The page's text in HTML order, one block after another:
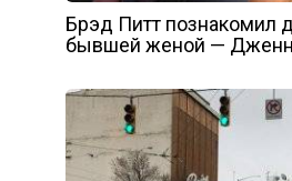
Брэд Питт познакомил
бывшей женой —